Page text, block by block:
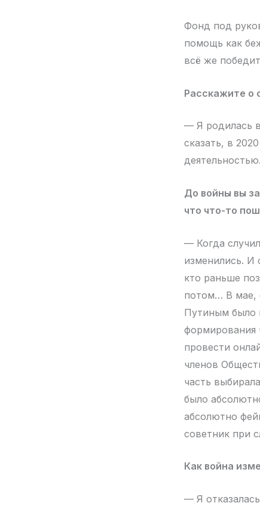
Фонд под
помощь как
всё же
Расскажите о
— Я родилась
сказать, в
До войны вы
что что-то
— Когда
изменились. И
кто раньше
потом… В мае,
Путиным было
формирования
провести
членов
часть
было
абсолютно
советник при
Как война
— Я